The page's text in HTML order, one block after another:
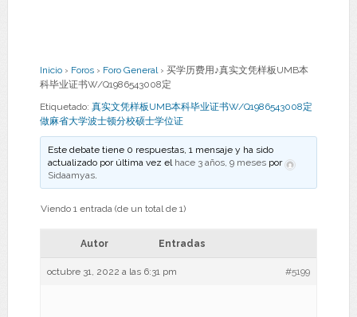
Inicio › Foros › Foro General › 买学历费用♪真实文凭样板UMB本
科毕业证书W/Q1986543008定
Etiquetado: 真实文凭样板UMB本科毕业证书W/Q1986543008定
做麻省大学波士顿分校硕士学位证
Este debate tiene 0 respuestas, 1 mensaje y ha sido
actualizado por última vez el hace 3 años, 9 meses por
Sidaamyas.
Viendo 1 entrada (de un total de 1)
Autor Entradas
octubre 31, 2022 a las 6:31 pm #5199